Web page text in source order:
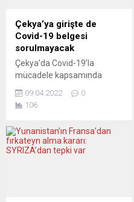
Çekya’ya girişte de
Covid-19 belgesi
sorulmayacak
Çekya’da Covid-19’la
mücadele kapsamında
aşı belgesi ve kayıt formu
gibi zorunluluklar
Cumhuriyeti Dışişleri
Bakanlığınca, bugünden
09.04.2022
0
106